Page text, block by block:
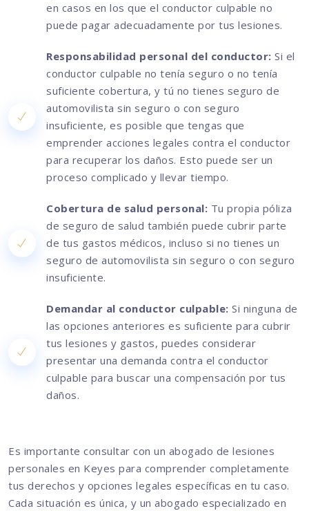
en casos en los que el conductor culpable no
puede pagar adecuadamente por tus lesiones.
Responsabilidad personal del conductor: Si el
conductor culpable no tenía seguro o no tenía
suficiente cobertura, y tú no tienes seguro de
automovilista sin seguro o con seguro
insuficiente, es posible que tengas que
emprender acciones legales contra el conductor
para recuperar los daños. Esto puede ser un
proceso complicado y llevar tiempo.
Cobertura de salud personal: Tu propia póliza
de seguro de salud también puede cubrir parte
de tus gastos médicos, incluso si no tienes un
seguro de automovilista sin seguro o con seguro
insuficiente.
Demandar al conductor culpable: Si ninguna de
las opciones anteriores es suficiente para cubrir
tus lesiones y gastos, puedes considerar
presentar una demanda contra el conductor
culpable para buscar una compensación por tus
daños.
Es importante consultar con un abogado de lesiones
personales en Keyes para comprender completamente
tus derechos y opciones legales específicas en tu caso.
Cada situación es única, y un abogado especializado en